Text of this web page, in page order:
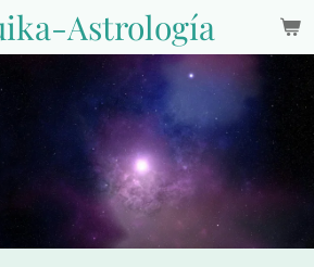
Astrología